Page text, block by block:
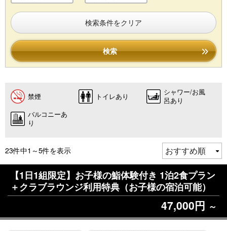
検索条件をクリア
検索
禁煙 トイレあり
シャワー/お風
呂あり
バルコニーあ
り
23件中1～5件を表示
【1日1組限定】お子様の鮨体験付き 1泊2食プラン
＋クラブラウンジ利用特典（お子様の宿泊可能）
47,000円 ～